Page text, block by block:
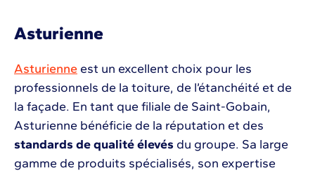
Asturienne
Asturienne est un excellent choix pour les
professionnels de la toiture, de l’étanchéité et de
la façade. En tant que filiale de Saint-Gobain,
Asturienne bénéficie de la réputation et des
standards de qualité élevés du groupe. Sa large
gamme de produits spécialisés, son expertise